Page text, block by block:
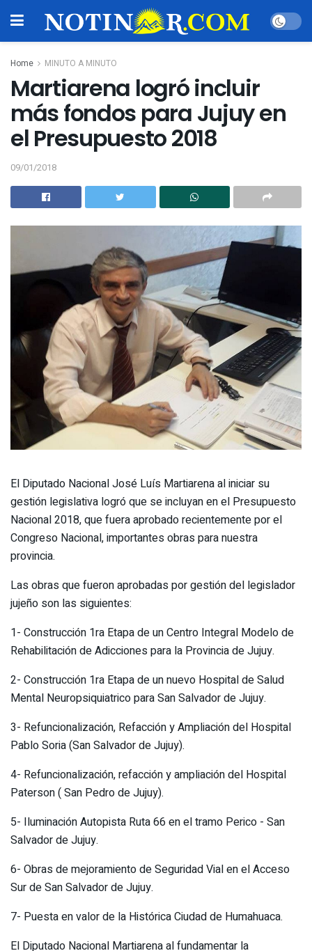
Home MINUTO A MINUTO
Martiarena logró incluir
más fondos para Jujuy en
el Presupuesto 2018
09/01/2018
El Diputado Nacional José Luís Martiarena al iniciar su
gestión legislativa logró que se incluyan en el Presupuesto
Nacional 2018, que fuera aprobado recientemente por el
Congreso Nacional, importantes obras para nuestra
provincia.
Las obras que fueron aprobadas por gestión del legislador
jujeño son las siguientes:
1- Construcción 1ra Etapa de un Centro Integral Modelo de
Rehabilitación de Adicciones para la Provincia de Jujuy.
2- Construcción 1ra Etapa de un nuevo Hospital de Salud
Mental Neuropsiquiatrico para San Salvador de Jujuy.
3- Refuncionalización, Refacción y Ampliación del Hospital
Pablo Soria (San Salvador de Jujuy).
4- Refuncionalización, refacción y ampliación del Hospital
Paterson ( San Pedro de Jujuy).
5- Iluminación Autopista Ruta 66 en el tramo Perico - San
Salvador de Jujuy.
6- Obras de mejoramiento de Seguridad Vial en el Acceso
Sur de San Salvador de Jujuy.
7- Puesta en valor de la Histórica Ciudad de Humahuaca.
El Diputado Nacional Martiarena al fundamentar la